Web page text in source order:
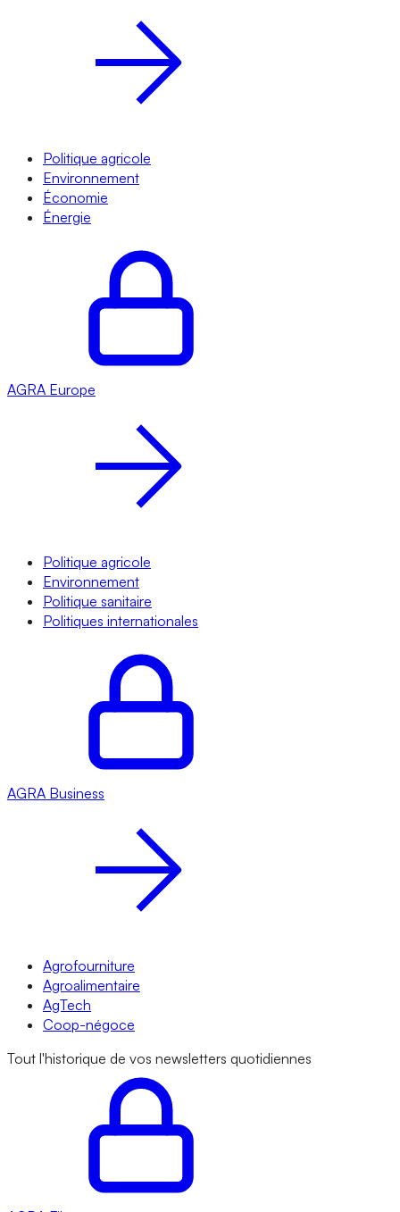
Politique agricole
Environnement
Économie
Énergie
AGRA Europe
Politique agricole
Environnement
Politique sanitaire
Politiques internationales
AGRA Business
Agrofourniture
Agroalimentaire
AgTech
Coop-négoce
Tout l'historique de vos newsletters quotidiennes